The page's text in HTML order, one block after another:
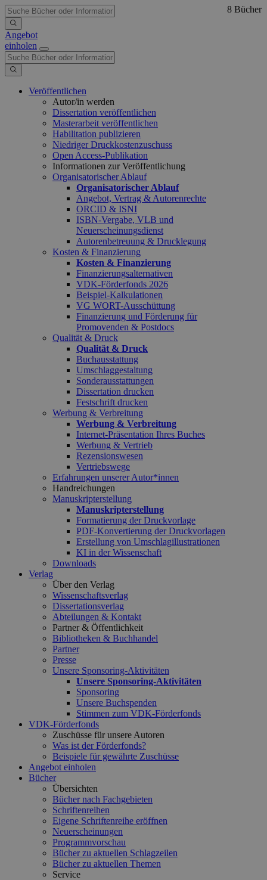
Angebot
einholen
Veröffentlichen
Autor/in werden
Dissertation veröffentlichen
Masterarbeit veröffentlichen
Habilitation publizieren
Niedriger Druckkostenzuschuss
Open Access-Publikation
Informationen zur Veröffentlichung
Organisatorischer Ablauf
Organisatorischer Ablauf
Angebot, Vertrag & Autorenrechte
ORCID & ISNI
ISBN-Vergabe, VLB und
Neuerscheinungsdienst
Autorenbetreuung & Drucklegung
Kosten & Finanzierung
Kosten & Finanzierung
Finanzierungsalternativen
VDK-Förderfonds 2026
Beispiel-Kalkulationen
VG WORT-Ausschüttung
Finanzierung und Förderung für
Promovenden & Postdocs
Qualität & Druck
Qualität & Druck
Buchausstattung
Umschlaggestaltung
Sonderausstattungen
Dissertation drucken
Festschrift drucken
Werbung & Verbreitung
Werbung & Verbreitung
Internet-Präsentation Ihres Buches
Werbung & Vertrieb
Rezensionswesen
Vertriebswege
Erfahrungen unserer Autor*innen
Handreichungen
Manuskripterstellung
Manuskripterstellung
Formatierung der Druckvorlage
PDF-Konvertierung der Druckvorlagen
Erstellung von Umschlagillustrationen
KI in der Wissenschaft
Downloads
Verlag
Über den Verlag
Wissenschaftsverlag
Dissertationsverlag
Abteilungen & Kontakt
Partner & Öffentlichkeit
Bibliotheken & Buchhandel
Partner
Presse
Unsere Sponsoring-Aktivitäten
Unsere Sponsoring-Aktivitäten
Sponsoring
Unsere Buchspenden
Stimmen zum VDK-Förderfonds
VDK-Förderfonds
Zuschüsse für unsere Autoren
Was ist der Förderfonds?
Beispiele für gewährte Zuschüsse
Angebot einholen
Bücher
Übersichten
Bücher nach Fachgebieten
Schriftenreihen
Eigene Schriftenreihe eröffnen
Neuerscheinungen
Programmvorschau
Bücher zu aktuellen Schlagzeilen
Bücher zu aktuellen Themen
Service
8 Bücher